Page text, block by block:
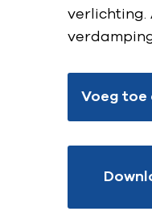
verlichting.
Voeg toe